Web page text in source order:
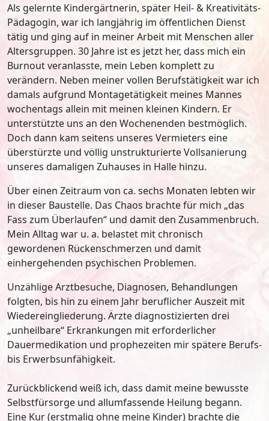
Als gelernte Kindergärtnerin, später Heil- & Kreativitäts-
Pädagogin, war ich langjährig im öffentlichen Dienst
tätig und ging auf in meiner Arbeit mit Menschen aller
Altersgruppen. 30 Jahre ist es jetzt her, dass mich ein
Burnout veranlasste, mein Leben komplett zu
verändern. Neben meiner vollen Berufstätigkeit war ich
damals aufgrund Montagetätigkeit meines Mannes
wochentags allein mit meinen kleinen Kindern. Er
unterstützte uns an den Wochenenden bestmöglich.
Doch dann kam seitens unseres Vermieters eine
überstürzte und völlig unstrukturierte Vollsanierung
unseres damaligen Zuhauses in Halle hinzu.
Über einen Zeitraum von ca. sechs Monaten lebten wir
in dieser Baustelle. Das Chaos brachte für mich „das
Fass zum Überlaufen“ und damit den Zusammenbruch.
Mein Alltag war u. a. belastet mit chronisch
gewordenen Rückenschmerzen und damit
einhergehenden psychischen Problemen.
Unzählige Arztbesuche, Diagnosen, Behandlungen
folgten, bis hin zu einem Jahr beruflicher Auszeit mit
Wiedereingliederung. Ärzte diagnostizierten drei
„unheilbare“ Erkrankungen mit erforderlicher
Dauermedikation und prophezeiten mir spätere Berufs-
bis Erwerbsunfähigkeit.
Zurückblickend weiß ich, dass damit meine bewusste
Selbstfürsorge und allumfassende Heilung begann.
Eine Kur (erstmalig ohne meine Kinder) brachte die